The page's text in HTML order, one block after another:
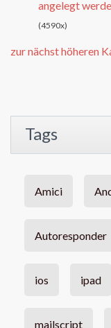
angelegt
(4590x)
zur nächst höheren
Tags
Amici
Autoresponder
ios ipad
mailscript